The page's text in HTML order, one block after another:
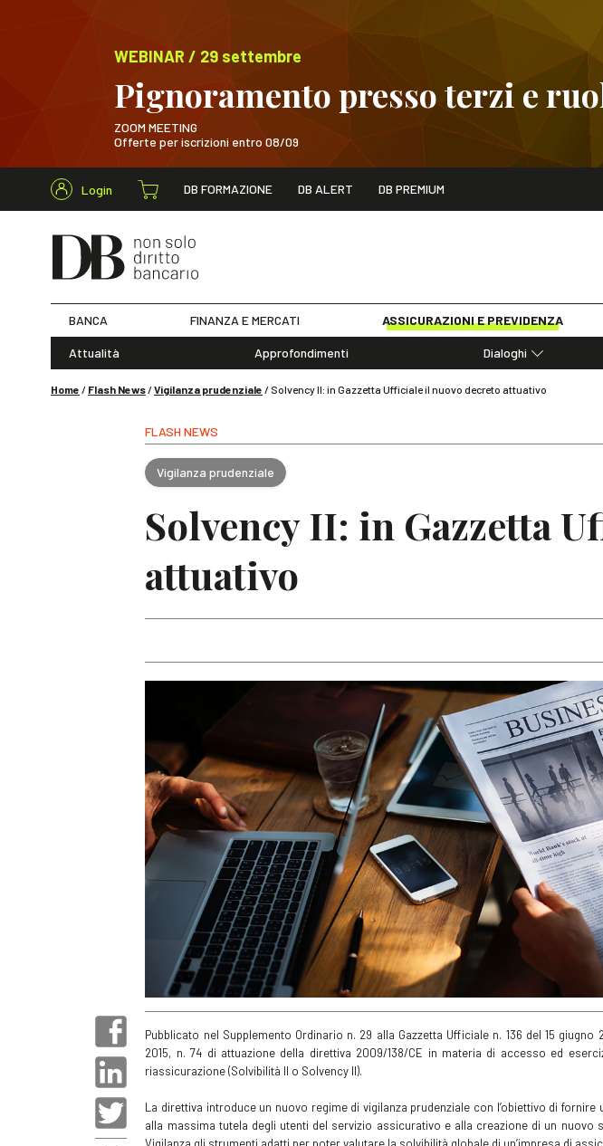
WEBINAR / 29 settembre
Pignoramento presso terzi e
ZOOM MEETING
Offerte per iscrizioni entro 08/09
WEBINAR / 29 settembre
Login DB FORMAZIONE DB ALERT DB PREMIUM
Cerca nel sito
BANCA FINANZA E MERCATI ASSICURAZIONI E PREVIDENZA
Attualità Approfondimenti
Dialoghi
Home / Flash News/Vigilanza prudenziale / Solvency II: in Gazzetta Ufficiale il nuovo decreto attuativo
FLASH NEWS
Vigilanza prudenziale
Solvency II: in Gazzetta
attuativo
Pubblicato nel Supplemento Ordinario n. 29 alla Gazzetta Ufficiale n. 136 del 15 giugno
2015, n. 74 di attuazione della direttiva 2009/138/CE in materia di accesso ed
riassicurazione (Solvibilità II o Solvency II).
La direttiva introduce un nuovo regime di vigilanza prudenziale con l’obiettivo di
alla massima tutela degli utenti del servizio assicurativo e alla creazione di un nuovo